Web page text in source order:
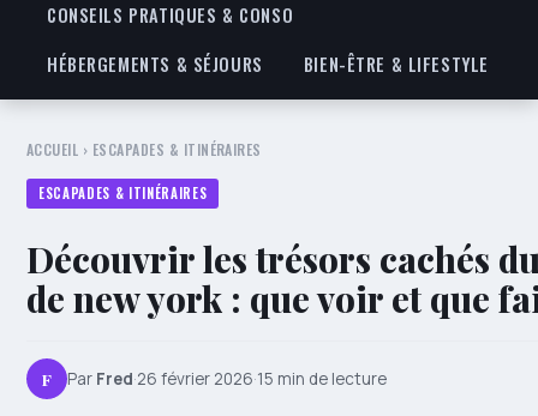
CONSEILS PRATIQUES & CONSO
HÉBERGEMENTS & SÉJOURS
BIEN-ÊTRE & LIFESTYLE
ACCUEIL › ESCAPADES & ITINÉRAIRES
ESCAPADES & ITINÉRAIRES
Découvrir les trésors cachés
de new york : que voir et que
F Par Fred·26 février 2026·15 min de lecture